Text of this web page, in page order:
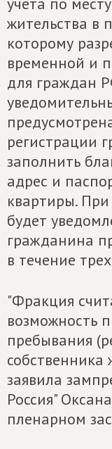
жительства в
которому
временной и
для граждан
регистрации
заполнить
адрес и
квартиры.
будет
гражданина
в течение
"Фракция
возможность
пребывания
заявила
Россия"
пленарном